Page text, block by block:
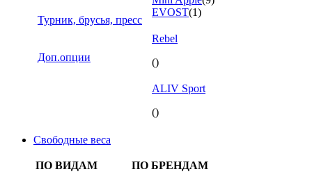
Турник, брусья, пресс
Доп.опции
EVOST(1)
Rebel
()
ALIV Sport
()
Свободные веса
ПО ВИДАМ ПО БРЕНДАМ